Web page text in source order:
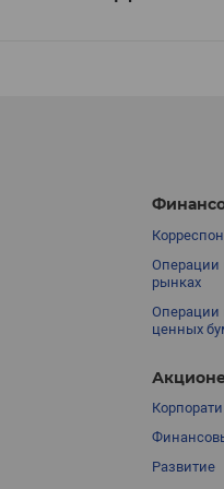
Операции
рынках
Операции
ценных
Развитие